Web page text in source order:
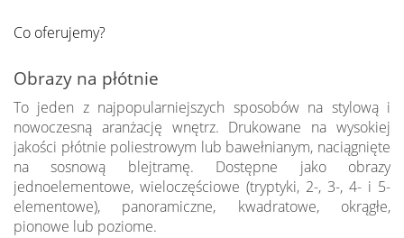
Co oferujemy?
Obrazy na płótnie
To jeden z najpopularniejszych sposobów na stylową i
nowoczesną aranżację wnętrz. Drukowane na wysokiej
jakości płótnie poliestrowym lub bawełnianym, naciągnięte
na sosnową blejtramę. Dostępne jako obrazy
jednoelementowe, wieloczęściowe (tryptyki, 2-, 3-, 4- i 5-
elementowe), panoramiczne, kwadratowe, okrągłe,
pionowe lub poziome.